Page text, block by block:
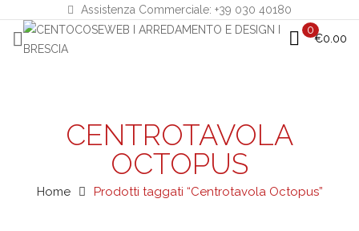
Assistenza Commerciale: +39 030 40180
0
€0.00
CENTROTAVOLA
OCTOPUS
Home Prodotti taggati “Centrotavola Octopus”